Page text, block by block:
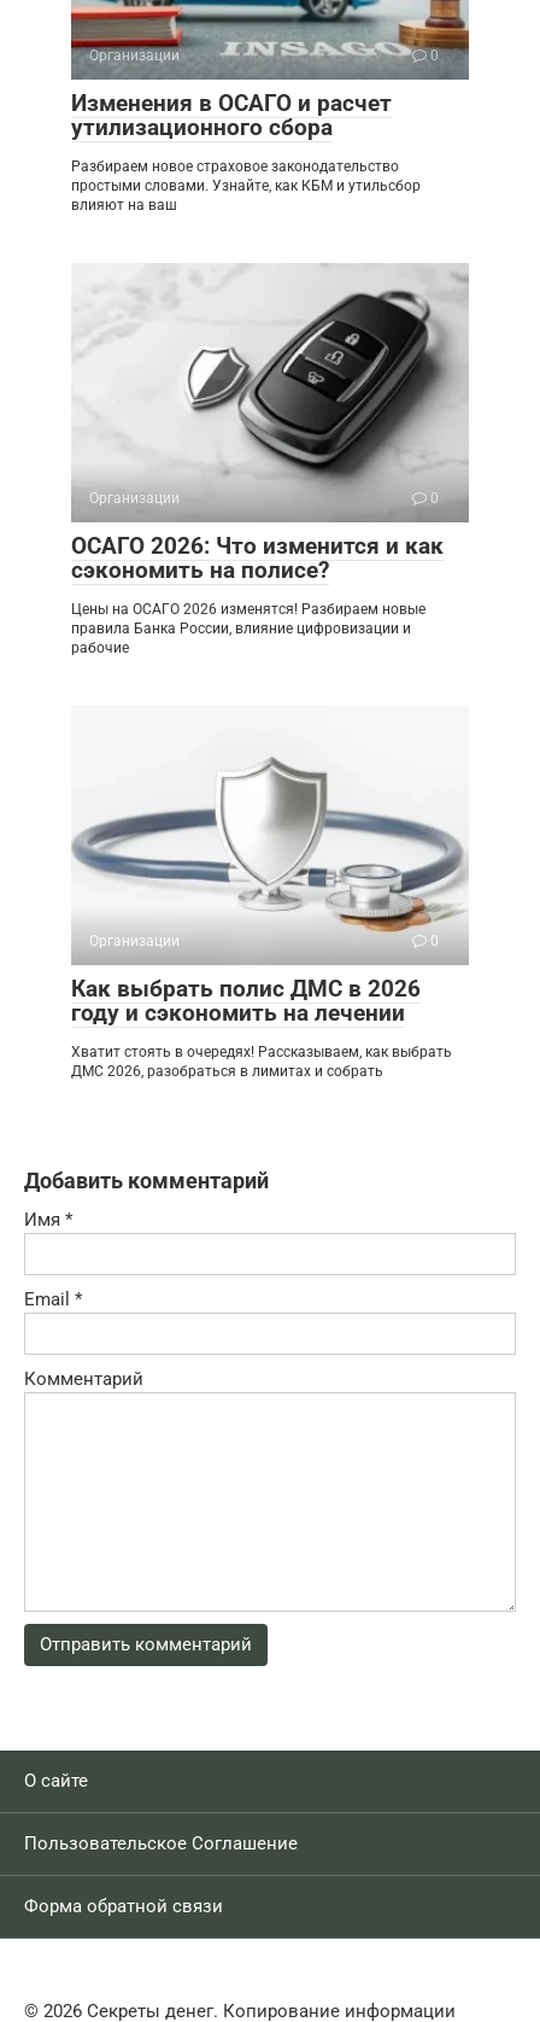
Организации 0
Изменения в ОСАГО и расчет
утилизационного сбора
Разбираем новое страховое законодательство
простыми словами. Узнайте, как КБМ и утильсбор
влияют на ваш
Организации 0
ОСАГО 2026: Что изменится и как
сэкономить на полисе?
Цены на ОСАГО 2026 изменятся! Разбираем новые
правила Банка России, влияние цифровизации и
рабочие
Организации 0
Как выбрать полис ДМС в 2026
году и сэкономить на лечении
Хватит стоять в очередях! Рассказываем, как выбрать
ДМС 2026, разобраться в лимитах и собрать
Добавить комментарий
Имя *
Email *
Комментарий
О сайте
Пользовательское Соглашение
Форма обратной связи
© 2026 Секреты денег. Копирование информации